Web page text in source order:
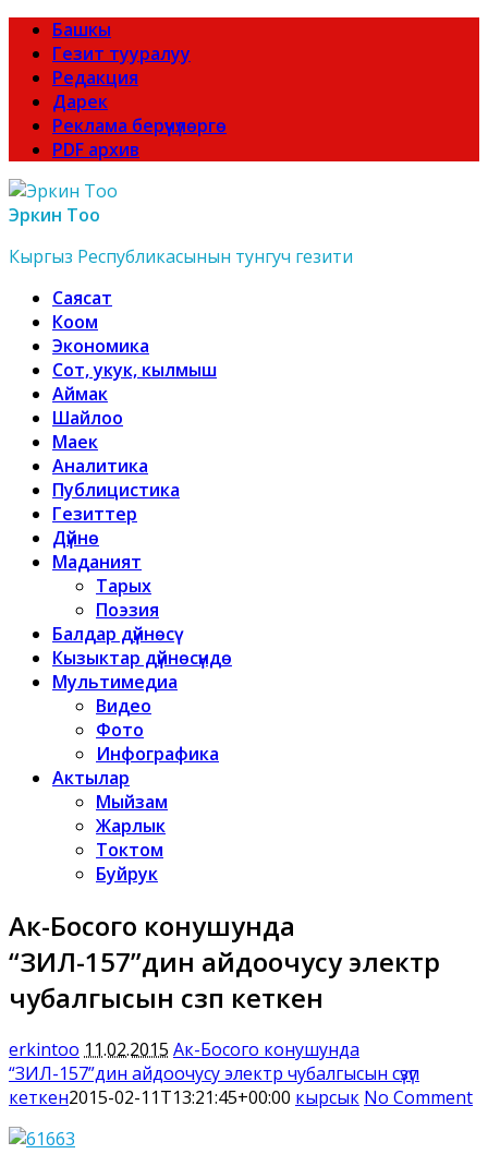
Башкы
Гезит тууралуу
Редакция
Дарек
Реклама берүүчүлөргө
PDF архив
Эркин Тоо
Кыргыз Республикасынын тунгуч гезити
Саясат
Коом
Экономика
Сот, укук, кылмыш
Аймак
Шайлоо
Маек
Аналитика
Публицистика
Гезиттер
Дүйнө
Маданият
Тарых
Поэзия
Балдар дүйнөсү
Кызыктар дүйнөсүндө
Мультимедиа
Видео
Фото
Инфографика
Актылар
Мыйзам
Жарлык
Токтом
Буйрук
Ак-Босого конушунда
“ЗИЛ-157”дин айдоочусу электр
чубалгысын сүзүп кеткен
erkintoo 11.02.2015 Ак-Босого конушунда
“ЗИЛ-157”дин айдоочусу электр чубалгысын сүзүп
кеткен2015-02-11T13:21:45+00:00 кырсык No Comment